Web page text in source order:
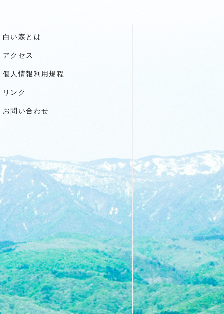
白い森とは
アクセス
個人情報利用規程
リンク
お問い合わせ